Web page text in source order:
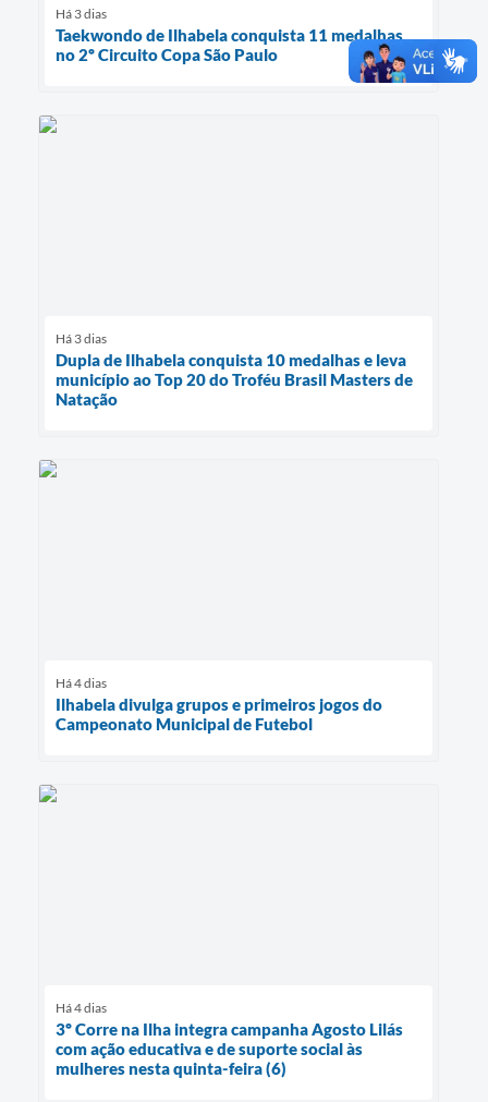
Há 3 dias
Taekwondo de Ilhabela conquista 11 medalhas
no 2º Circuito Copa São Paulo
Há 3 dias
Dupla de Ilhabela conquista 10 medalhas e leva
município ao Top 20 do Troféu Brasil Masters de
Natação
Há 4 dias
Ilhabela divulga grupos e primeiros jogos do
Campeonato Municipal de Futebol
Há 4 dias
3º Corre na Ilha integra campanha Agosto Lilás
com ação educativa e de suporte social às
mulheres nesta quinta-feira (6)